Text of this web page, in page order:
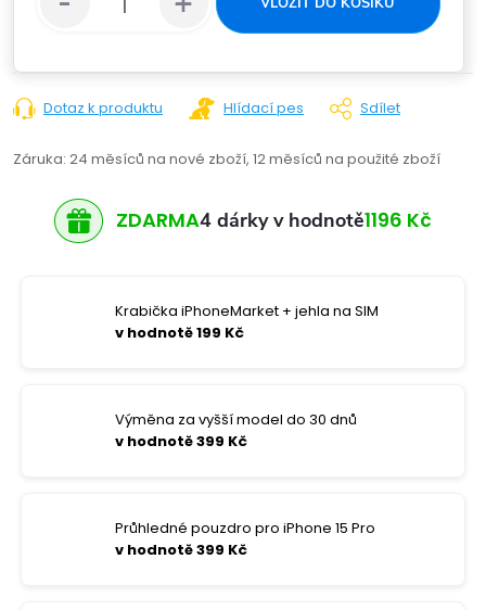
Dotaz k produktu Hlídací pes Sdílet
Záruka: 24 měsíců na nové zboží, 12 měsíců na použité zboží
ZDARMA4 dárky v hodnotě1196 Kč
Krabička iPhoneMarket + jehla na SIM
v hodnotě 199 Kč
Výměna za vyšší model do 30 dnů
v hodnotě 399 Kč
Průhledné pouzdro pro iPhone 15 Pro
v hodnotě 399 Kč